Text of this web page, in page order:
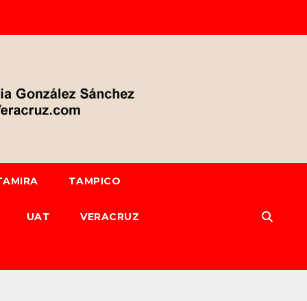
TAMPICO
UAT VERACRUZ